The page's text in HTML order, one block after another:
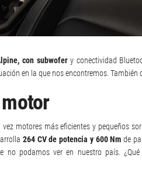
con subwofery conectividad
en la que nos encontremos.
motores más eficientes y pequeños
264 CV de potencia y 600 Nm de
no podamos ver en nuestro país.